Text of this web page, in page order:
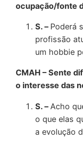
ocupação/fonte
S. – Poderá
profissão
um hobbie
CMAH – Sente
o interesse das
S. – Acho
o que elas
a evolução